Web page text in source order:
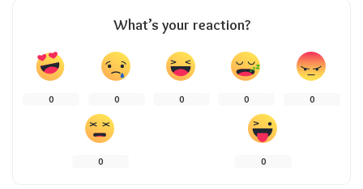
What’s your reaction?
0 0 0 0 0
0 0